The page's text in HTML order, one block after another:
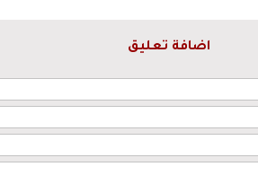
اضافة تعليق